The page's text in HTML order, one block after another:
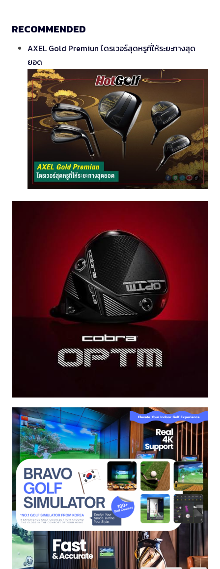
RECOMMENDED
AXEL Gold Premiun ไดรเวอร์สุดหรูที่ให้ระยะทางสุด
ยอด